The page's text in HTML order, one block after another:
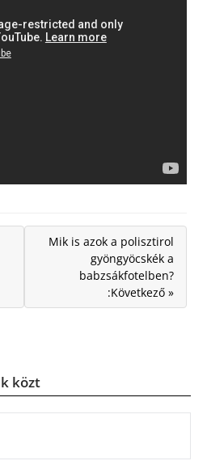
Mik is azok a polisztirol
gyöngyöcskék a
babzsákfotelben?
:Következő »
közt